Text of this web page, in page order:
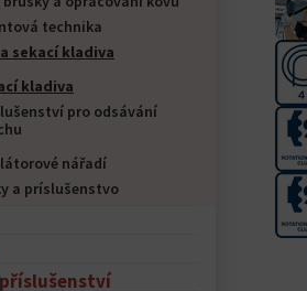
technika
sekací kladiva
kladiva
pro odsávání
nářadí
a príslušenstvo